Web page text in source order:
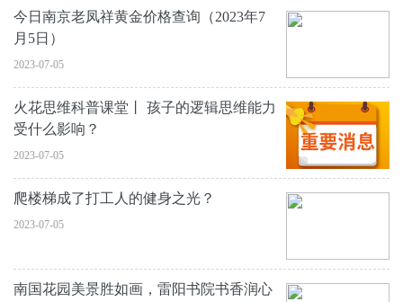
今日南京老凤祥黄金价格查询（2023年7
月5日）
2023-07-05
火花思维科普课堂丨 孩子的逻辑思维能力
受什么影响？
2023-07-05
爬楼梯成了打工人的健身之光？
2023-07-05
南国花园美景胜如画，雷阳书院书香润心